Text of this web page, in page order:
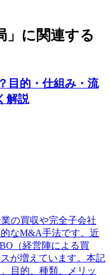
」に関連する
目的・仕組み・流
解説
の買収や完全子会社
なM&A手法です。近
（経営陣による買
が増えています。本記
目的、種類、メリッ